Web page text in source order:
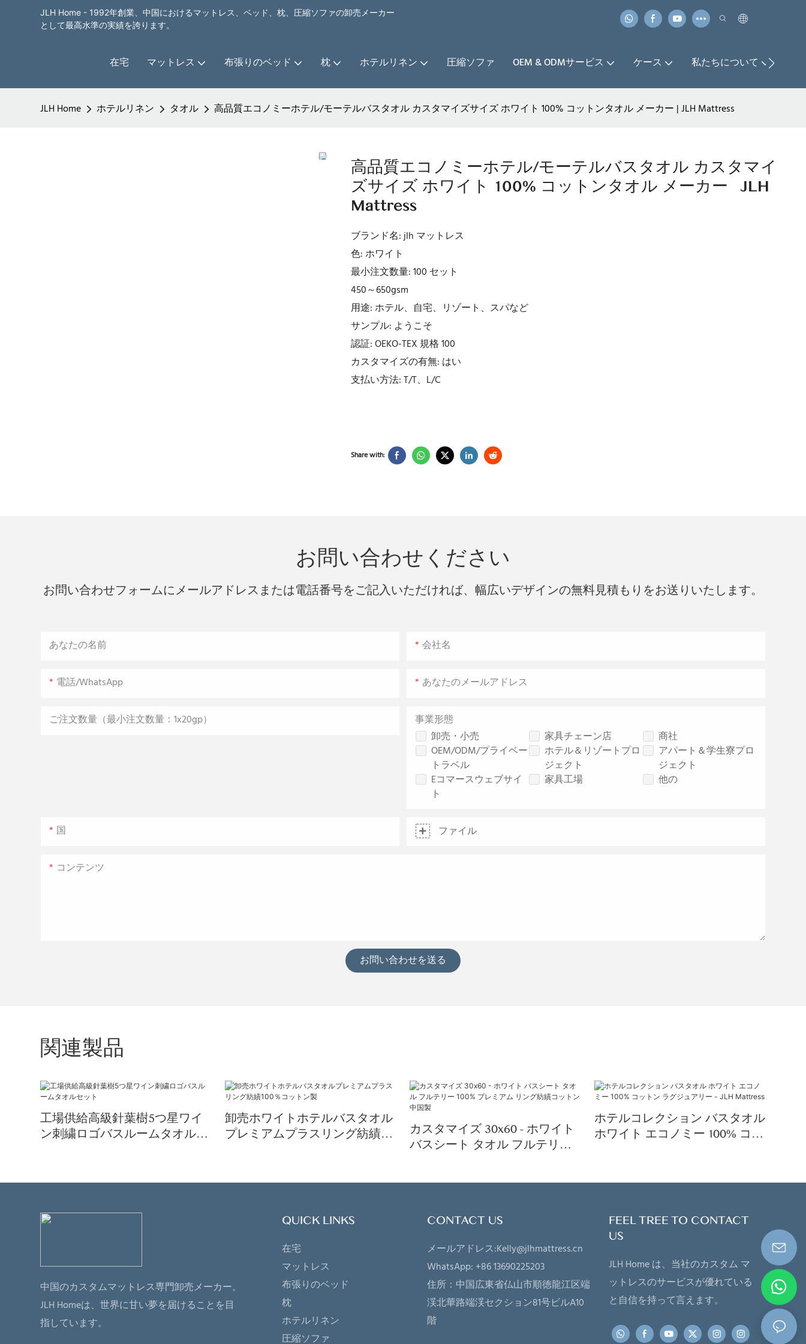
JLH Home - 1992年創業、中国におけるマットレス、ベッド、枕、圧縮ソファの卸売メーカー
として最高水準の実績を誇ります。
在宅 マットレス 布張りのベッド 枕 ホテルリネン 圧縮ソファ OEM & ODMサービス ケース 私たちについて
JLH Home ホテルリネン タオル 高品質エコノミーホテル/モーテルバスタオル カスタマイズサイズ ホワイト 100% コットンタオル メーカー | JLH Mattress
高品質エコノミーホテル/モーテルバスタオル カスタマイ
ズサイズ ホワイト 100% コットンタオル メーカー | JLH
Mattress
ブランド名: jlh マットレス
色: ホワイト
最小注文数量: 100 セット
450～650gsm
用途: ホテル、自宅、リゾート、スパなど
サンプル: ようこそ
認証: OEKO-TEX 規格 100
カスタマイズの有無: はい
支払い方法: T/T、L/C
Share with:
お問い合わせください
お問い合わせフォームにメールアドレスまたは電話番号をご記入いただければ、幅広いデザインの無料見積もりをお送りいたします。
あなたの名前 会社名
電話/WhatsApp あなたのメールアドレス
ご注文数量（最小注文数量：1x20gp）
卸売・小売
家具チェーン店
商社
OEM/ODM/プライベー
トラベル
ホテル＆リゾートプロ
ジェクト
アパート＆学生寮プロ
ジェクト
Eコマースウェブサイ
ト
家具工場 他の
事業形態
国 ファイル
コンテンツ
お問い合わせを送る
関連製品
工場供給高級針葉樹5つ星ワイ
ン刺繍ロゴバスルームタオルセ
卸売ホワイトホテルバスタオル
プレミアムプラスリング紡績
カスタマイズ 30x60 - ホワイト
バスシート タオル フルテリー
ホテルコレクション バスタオル
ホワイト エコノミー 100% コッ
中国のカスタムマットレス専門卸売メーカー。
JLH Homeは、世界に甘い夢を届けることを目
指しています。
QUICK LINKS
在宅
マットレス
布張りのベッド
枕
ホテルリネン
圧縮ソファ
CONTACT US
メールアドレス:Kelly@jlhmattress.cn
WhatsApp: +86 13690225203
住所： 中国広東省仏山市順徳龍江区端
渓北華路端渓セクション81号ビルA10
階
FEEL TREE TO CONTACT
US
JLH Home は、当社のカスタム マ
ットレスのサービスが優れている
と自信を持って言えます。